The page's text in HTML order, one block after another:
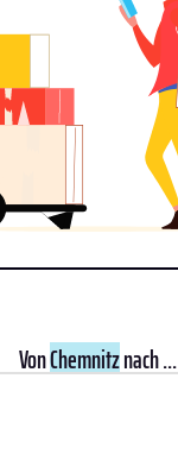
VonChemnitznach ...